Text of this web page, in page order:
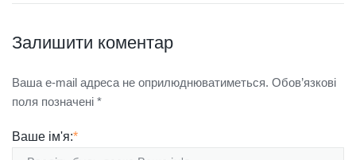
Залишити коментар
Ваша e-mail адреса не оприлюднюватиметься. Обов’язкові
поля позначені *
Ваше ім'я:*